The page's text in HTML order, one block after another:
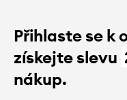
Přihlaste se k
získejte slevu
nákup.